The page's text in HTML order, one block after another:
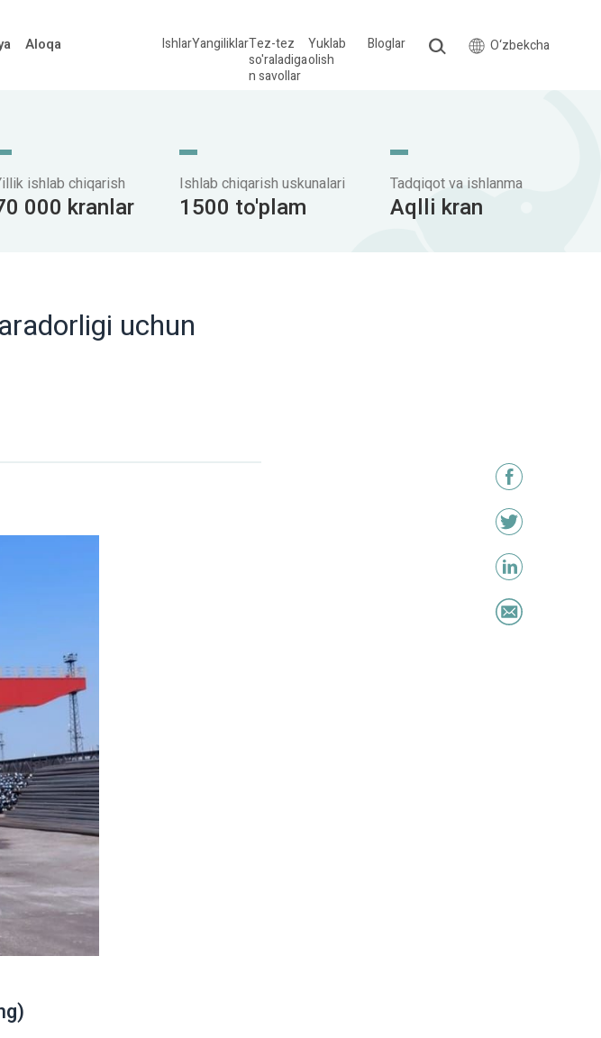
Aloqa IshlarYangiliklarTez-tez
so'raladiga
n savollar
Yuklab
olish
Bloglar O‘zbekcha
ishlab chiqarish
000 kranlar
Ishlab chiqarish uskunalari
1500 to'plam
Tadqiqot va ishlanma
Aqlli kran
uchun